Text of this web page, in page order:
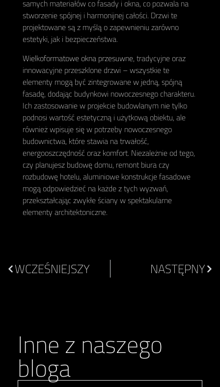
samych materiałów co fasady i okna, co pozwala na
stworzenie spójnej i harmonijnej całości. Drzwi te
projektowane są z myślą o zapewnieniu zarówno
estetyki, jak i bezpieczeństwa.
Wielkoformatowe okna przesuwne, tradycyjne oraz
innowacyjne przeszklone drzwi – wszystkie te
elementy mogą być zintegrowane w jedną, spójną
fasadę, dodając budynkowi nowoczesnego charakteru.
Ich zastosowanie w projekcie budowlanym nie tylko
podnosi wartość estetyczną i użytkową obiektu, ale
również wpisuje się w potrzeby nowoczesnego
budownictwa, które stawia na trwałość,
energooszczędność oraz komfort. Niezależnie od tego,
czy planujesz budowę domu, remont biura czy
rozbudowę hotelu, aluminiowe konstrukcje fasadowe
mogą odpowiedzieć na każde z tych wyzwań,
przekształcając zwykłe ściany w spektakularne
elementy architektoniczne.
WCZEŚNIEJSZY NASTĘPNY
Inne z naszego
bloga